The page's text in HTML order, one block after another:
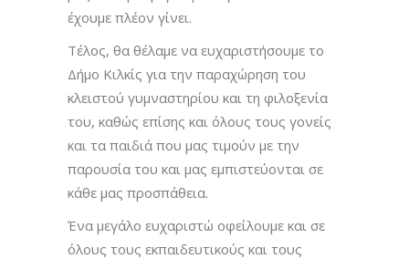
έχουμε πλέον γίνει.
Τέλος, θα θέλαμε να ευχαριστήσουμε το
Δήμο Κιλκίς για την παραχώρηση του
κλειστού γυμναστηρίου και τη φιλοξενία
του, καθώς επίσης και όλους τους γονείς
και τα παιδιά που μας τιμούν με την
παρουσία του και μας εμπιστεύονται σε
κάθε μας προσπάθεια.
Ένα μεγάλο ευχαριστώ οφείλουμε και σε
όλους τους εκπαιδευτικούς και τους